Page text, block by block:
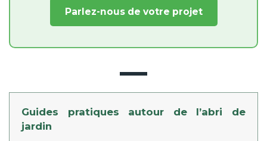
Parlez-nous de votre projet
Guides pratiques autour de l’abri de
jardin